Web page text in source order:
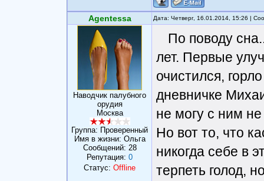
Agentessa Дата: Четверг, 16.01.2014, 15:26 |
Наводчик палубного
орудия
Москва
Группа: Проверенный
Имя в жизни: Ольга
Сообщений: 28
Репутация: 0
Статус: Offline
По поводу
лет. Первые
очистился,
дневничке
не могу с ним не
Но вот то, что
никогда себе в
терпеть голод,